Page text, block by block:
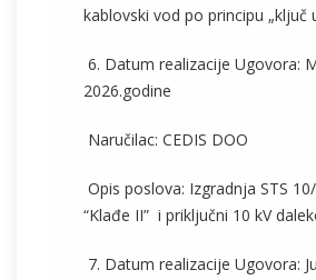
kablovski vod po principu „ključ
6. Datum realizacije Ugovora:
2026.godine
Naručilac: CEDIS DOO
Opis poslova: Izgradnja STS
“Klađe II” i priključni 10 kV
7. Datum realizacije Ugovora: